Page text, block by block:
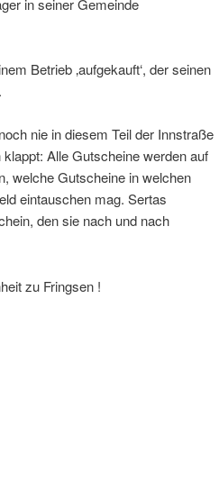
Betrieb ‚aufgekauft‘, der seinen
nie in diesem Teil der Innstraße
Alle Gutscheine werden auf
welche Gutscheine in welchen
eintauschen mag. Sertas
den sie nach und nach
zu Fringsen !